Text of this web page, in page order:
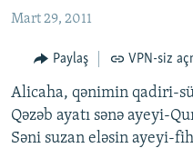
FƏRQƏ BAX
QANUNI DOĞRU
ARAŞDIRMA
MULTIMEDIA
Mart 29, 2011
Paylaş VPN-siz
Alicaha, qənimin qadiri-
Qəzəb ayatı sənə ayeyi-
Səni suzan eləsin ayeyi-